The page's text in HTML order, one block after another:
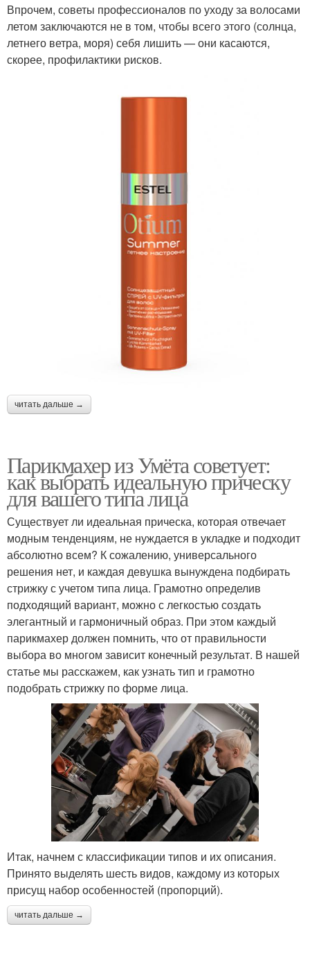
Впрочем, советы профессионалов по уходу за волосами
летом заключаются не в том, чтобы всего этого (солнца,
летнего ветра, моря) себя лишить — они касаются,
скорее, профилактики рисков.
читать дальше →
Парикмахер из Умёта советует:
как выбрать идеальную прическу
для вашего типа лица
Существует ли идеальная прическа, которая отвечает
модным тенденциям, не нуждается в укладке и подходит
абсолютно всем? К сожалению, универсального
решения нет, и каждая девушка вынуждена подбирать
стрижку с учетом типа лица. Грамотно определив
подходящий вариант, можно с легкостью создать
элегантный и гармоничный образ. При этом каждый
парикмахер должен помнить, что от правильности
выбора во многом зависит конечный результат. В нашей
статье мы расскажем, как узнать тип и грамотно
подобрать стрижку по форме лица.
Итак, начнем с классификации типов и их описания.
Принято выделять шесть видов, каждому из которых
присущ набор особенностей (пропорций).
читать дальше →